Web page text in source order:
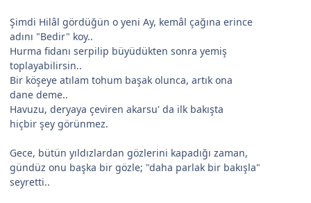
Şimdi Hilâl gördüğün o yeni Ay, kemâl çağına erince
adını "Bedir" koy..
Hurma fidanı serpilip büyüdükten sonra yemiş
toplayabilirsin..
Bir köşeye atılam tohum başak olunca, artık ona
dane deme..
Havuzu, deryaya çeviren akarsu' da ilk bakışta
hiçbir şey görünmez.
Gece, bütün yıldızlardan gözlerini kapadığı zaman,
gündüz onu başka bir gözle; "daha parlak bir bakışla"
seyretti..